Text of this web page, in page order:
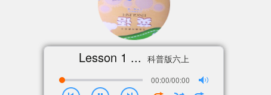
Lesson 1 ... 科普版六上
00:00/00:00